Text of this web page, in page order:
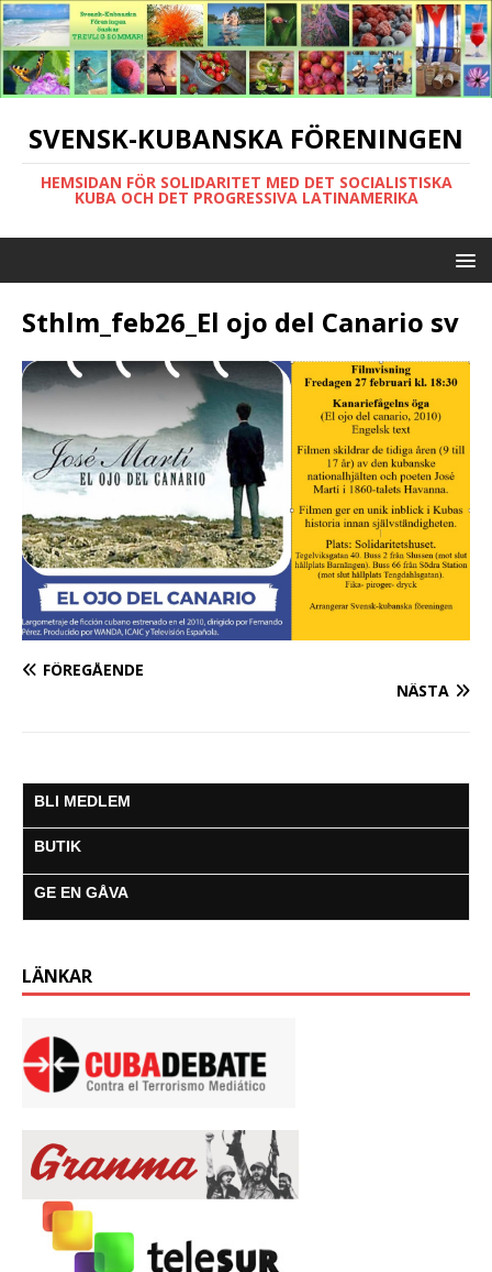
SVENSK-KUBANSKA FÖRENINGEN
HEMSIDAN FÖR SOLIDARITET MED DET SOCIALISTISKA
KUBA OCH DET PROGRESSIVA LATINAMERIKA
Sthlm_feb26_El ojo del Canario sv
FÖREGÅENDE
NÄSTA
BLI MEDLEM
BUTIK
GE EN GÅVA
LÄNKAR